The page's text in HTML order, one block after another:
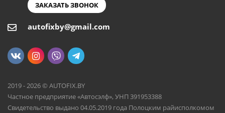
ЗАКАЗАТЬ ЗВОНОК
autofixby@gmail.com
2019 - 2026 © AUTOFIX.BY
Частное предприятие «Автосэлф», УНП 391953388
Свидетельство выдано 04.05.2019 года Полоцким райисполкомом